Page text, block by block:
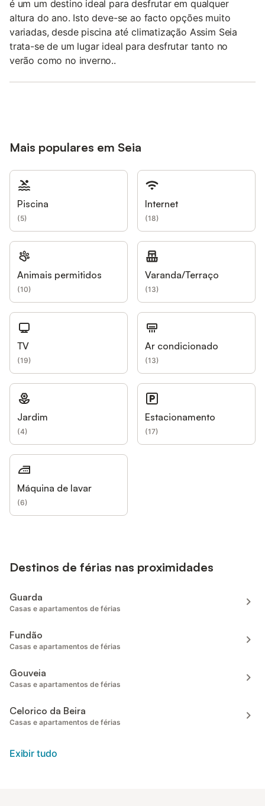
é um um destino ideal para desfrutar em qualquer
altura do ano. Isto deve-se ao facto opções muito
variadas, desde piscina até climatização Assim Seia
trata-se de um lugar ideal para desfrutar tanto no
verão como no inverno..
Mais populares em Seia
Piscina
(5)
Internet
(18)
Animais permitidos
(10)
Varanda/Terraço
(13)
TV
(19)
Ar condicionado
(13)
Jardim
(4)
Estacionamento
(17)
Máquina de lavar
(6)
Destinos de férias nas proximidades
Guarda
Casas e apartamentos de férias
Fundão
Casas e apartamentos de férias
Gouveia
Casas e apartamentos de férias
Celorico da Beira
Casas e apartamentos de férias
Exibir tudo